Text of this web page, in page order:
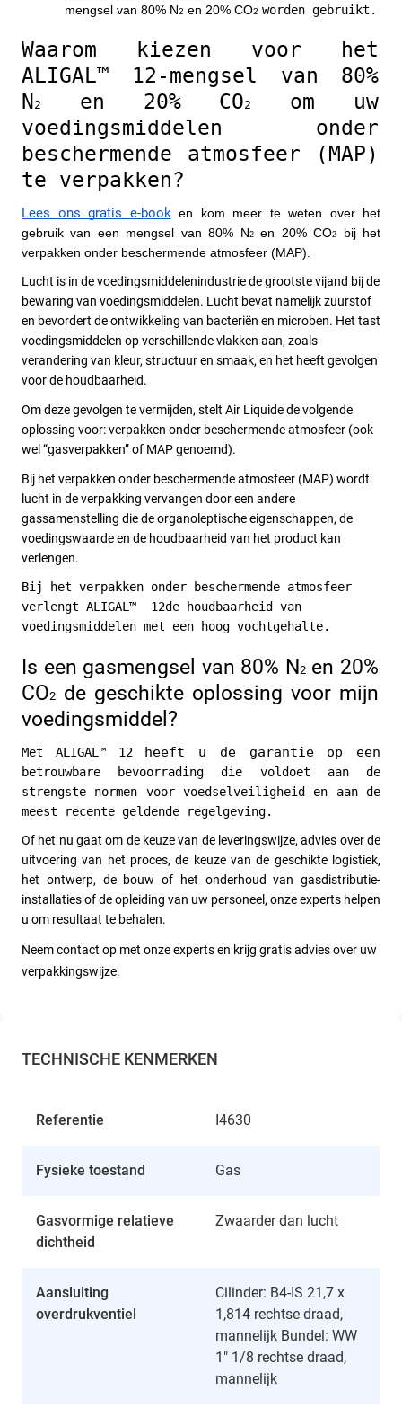
mengsel van 80% N2 en 20% CO2 worden gebruikt.
Waarom kiezen voor het
ALIGAL™ 12-mengsel van 80%
N2 en 20% CO2
om uw
voedingsmiddelen onder
beschermende atmosfeer (MAP)
te verpakken?
Lees ons gratis e-book en kom meer te weten over het
gebruik van een mengsel van 80% N2 en 20% CO2
bij het
verpakken onder beschermende atmosfeer (MAP).
Lucht is in de voedingsmiddelenindustrie de grootste vijand bij de
bewaring van voedingsmiddelen. Lucht bevat namelijk zuurstof
en bevordert de ontwikkeling van bacteriën en microben. Het tast
voedingsmiddelen op verschillende vlakken aan, zoals
verandering van kleur, structuur en smaak, en het heeft gevolgen
voor de houdbaarheid.
Om deze gevolgen te vermijden, stelt Air Liquide de volgende
oplossing voor: verpakken onder beschermende atmosfeer (ook
wel “gasverpakken” of MAP genoemd).
Bij het verpakken onder beschermende atmosfeer (MAP) wordt
lucht in de verpakking vervangen door een andere
gassamenstelling die de organoleptische eigenschappen, de
voedingswaarde en de houdbaarheid van het product kan
verlengen.
Bij het verpakken onder beschermende atmosfeer
verlengt ALIGAL™  12de houdbaarheid van
voedingsmiddelen met een hoog vochtgehalte.
Is een gasmengsel van 80% N 2 en 20%
CO2
de geschikte oplossing voor mijn
voedingsmiddel?
Met ALIGAL™ 12 heeft u de garantie op een
betrouwbare bevoorrading die voldoet aan de
strengste normen voor voedselveiligheid en aan de
meest recente geldende regelgeving.
Of het nu gaat om de keuze van de leveringswijze, advies over de
uitvoering van het proces, de keuze van de geschikte logistiek,
het ontwerp, de bouw of het onderhoud van gasdistributie-
installaties of de opleiding van uw personeel, onze experts helpen
u om resultaat te behalen.
Neem contact op met onze experts en krijg gratis advies over uw
verpakkingswijze.
TECHNISCHE KENMERKEN
Referentie I4630
Fysieke toestand Gas
Gasvormige relatieve
dichtheid
Zwaarder dan lucht
Aansluiting
overdrukventiel
Cilinder: B4-IS 21,7 x
1,814 rechtse draad,
mannelijk Bundel: WW
1" 1/8 rechtse draad,
mannelijk